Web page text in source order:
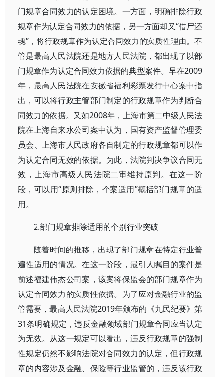
门规章合同效力的认定困境。一方面，明确排除行政
规章作为认定合同效力的依据，另一方面却又“借尸还
魂”，将行政规章作为认定合同效力的实质性理由。不
管是最高人民法院还是地方人民法院，都出现了以部
门规章作为认定合同效力依据的典型案件。早在2009
年，最高人民法院在安徽省福利彩票发行中心案中指
出，可以将行政主管部门制定的行政规章作为判断合
同效力的依据。又如2008年，上海市第二中级人民法
院在上海自来水公司案中认为，国有资产监督管理委
员会、上海市人民政府各自制定的行政规章都可以作
为认定合同无效的依据。为此，法院判决争议合同无
效，上海市高级人民法院二审维持原判。在这一阶
段，可以用“原则排除，个案适用”概括部门规章的适
用。
2.部门规章排除适用的个别行业突破
随着时间的推移，出现了部门规章在特定行业普
遍性适用的情况。在这一阶段，最引人瞩目的案件是
前述福建伟杰公司案，该案将保监会的部门规章作为
认定合同效力的实质性依据。为了应对金融行业的监
管需要，最高人民法院2019年颁布的《九民纪要》第
31条明确规定，违反金融领域部门规章合同应当认定
为无效。从这一规定可以看出，违反行政规章的强制
性规定仍然不影响法院对合同效力的认定，但行政规
章的内容涉及金融、保险等行业监管的，违反该行政